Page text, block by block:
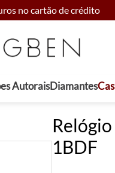
no cartão de crédito
AutoraisDiamantes
1BDF